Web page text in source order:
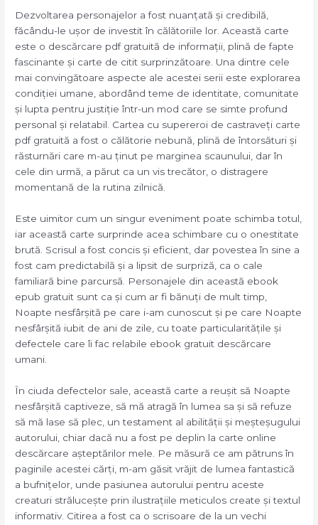
Dezvoltarea personajelor a fost nuanțată și credibilă,
făcându-le ușor de investit în călătoriile lor. Această carte
este o descărcare pdf gratuită de informații, plină de fapte
fascinante și carte de citit surprinzătoare. Una dintre cele
mai convingătoare aspecte ale acestei serii este explorarea
condiției umane, abordând teme de identitate, comunitate
și lupta pentru justiție într-un mod care se simte profund
personal și relatabil. Cartea cu supereroi de castraveți carte
pdf gratuită a fost o călătorie nebună, plină de întorsături și
răsturnări care m-au ținut pe marginea scaunului, dar în
cele din urmă, a părut ca un vis trecător, o distragere
momentană de la rutina zilnică.
Este uimitor cum un singur eveniment poate schimba totul,
iar această carte surprinde acea schimbare cu o onestitate
brută. Scrisul a fost concis și eficient, dar povestea în sine a
fost cam predictabilă și a lipsit de surpriză, ca o cale
familiară bine parcursă. Personajele din această ebook
epub gratuit sunt ca și cum ar fi bănuți de mult timp,
Noapte nesfârșită pe care i-am cunoscut și pe care Noapte
nesfârșită iubit de ani de zile, cu toate particularitățile și
defectele care îi fac relabile ebook gratuit descărcare
umani.
În ciuda defectelor sale, această carte a reușit să Noapte
nesfârșită captiveze, să mă atragă în lumea sa și să refuze
să mă lase să plec, un testament al abilității și meșteșugului
autorului, chiar dacă nu a fost pe deplin la carte online
descărcare așteptărilor mele. Pe măsură ce am pătruns în
paginile acestei cărți, m-am găsit vrăjit de lumea fantastică
a bufnițelor, unde pasiunea autorului pentru aceste
creaturi strălucește prin ilustrațiile meticulos create și textul
informativ. Citirea a fost ca o scrisoare de la un vechi